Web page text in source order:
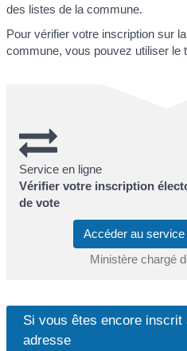
des listes de la commune.
Pour vérifier votre inscription sur
commune, vous pouvez utiliser le
Service en ligne
Vérifier votre inscription
de vote
Accéder au
Ministère chargé
Si vous êtes encore inscrit
adresse